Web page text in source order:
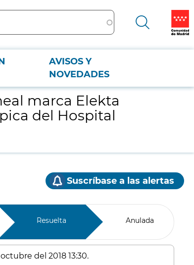
AVISOS Y
NOVEDADES
Hospital Universitario Ramón y Cajal.
marca Elekta
del Hospital
Suscríbase a las alertas
Resuelta Anulada
del 2018 13:30.